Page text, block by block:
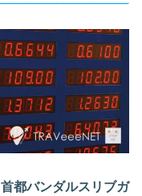
首都バンダルスリブガ